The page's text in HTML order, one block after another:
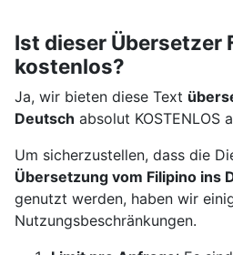
Ist dieser Übersetzer
kostenlos?
Ja, wir bieten diese Text
Deutsch absolut KOSTENLOS
Um sicherzustellen, dass die
Übersetzung vom Filipino ins
genutzt werden, haben wir
Nutzungsbeschränkungen.